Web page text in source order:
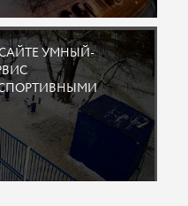
УМНЫЙ-